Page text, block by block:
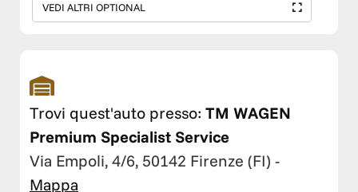
VEDI ALTRI OPTIONAL
Trovi quest'auto presso: TM WAGEN
Premium Specialist Service
Via Empoli, 4/6, 50142 Firenze (FI) -
Mappa